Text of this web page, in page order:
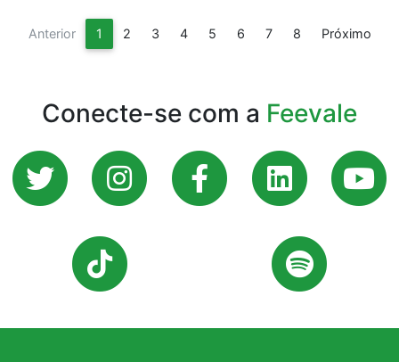
Anterior 1 (current)
2 3 4 5 6 7 8 Próximo
Conecte-se com a Feevale